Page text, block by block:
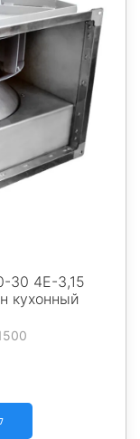
30 4E-3,15
кухонный